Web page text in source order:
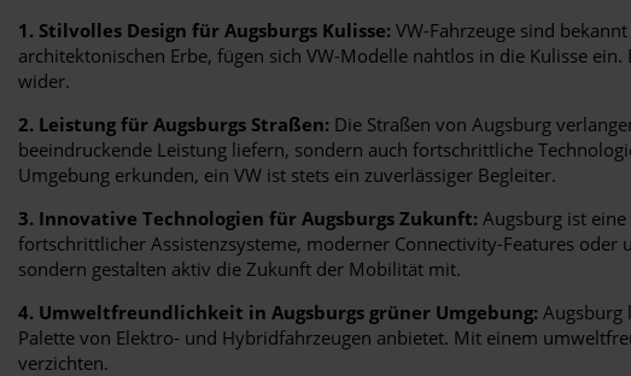
1. Stilvolles Design für Augsburgs Kulisse: VW-Fahrzeuge sind
architektonischen Erbe, fügen sich VW-Modelle nahtlos in die Kulisse
wider.
2. Leistung für Augsburgs Straßen: Die Straßen von Augsburg
beeindruckende Leistung liefern, sondern auch fortschrittliche
Umgebung erkunden, ein VW ist stets ein zuverlässiger Begleiter.
3. Innovative Technologien für Augsburgs Zukunft: Augsburg ist
fortschrittlicher Assistenzsysteme, moderner Connectivity-Features
sondern gestalten aktiv die Zukunft der Mobilität mit.
4. Umweltfreundlichkeit in Augsburgs grüner Umgebung: Augsburg
Palette von Elektro- und Hybridfahrzeugen anbietet. Mit einem
verzichten.